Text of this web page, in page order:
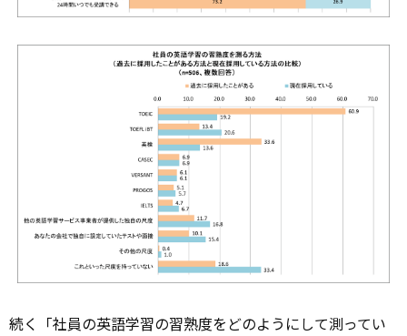
続く「社員の英語学習の習熟度をどのようにして測ってい